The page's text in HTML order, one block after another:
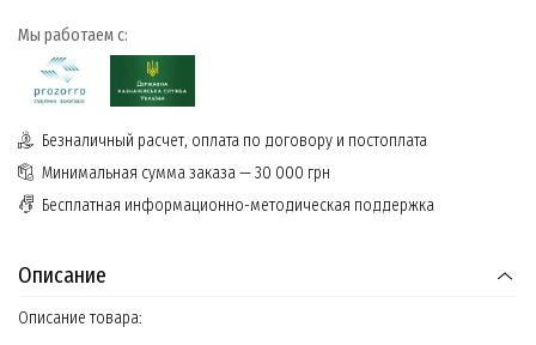
Мы работаем с:
Безналичный расчет, оплата по договору и постоплата
Минимальная сумма заказа — 30 000 грн
Бесплатная информационно-методическая поддержка
Описание
Описание товара: